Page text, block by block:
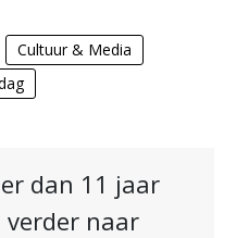
Cultuur & Media
dan 11 jaar
verder naar